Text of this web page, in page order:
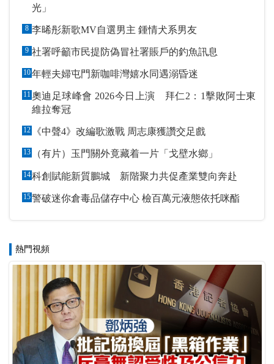
光」
8 李晞彤新歌MV自選男主 鍾情犬系男友
9 社署呼籲市民提防偽冒社署賬戶的釣魚訊息
10年輕夫婦屯門新咖啡灣嬉水同遇溺昏迷
11奧迪足球峰會 2026今日上演 拜仁2：1擊敗阿士東
維拉奪冠
12 《中聲4》改編歌激戰 周志康獲讚交足戲
13 （有片）玉門關外竟藏着一片「戈壁水鄉」
14科創賦能新質鵬城 新階聚力共促產業雙向奔赴
15警破迷你倉毒品儲存中心 檢百萬元液態依托咪酯
熱門視頻